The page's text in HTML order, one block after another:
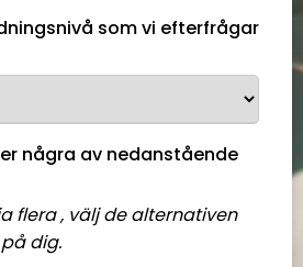
som vi efterfrågar
några av nedanstående
flera , välj de alternativen
dig.